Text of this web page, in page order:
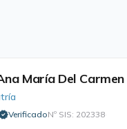
María Del
VerificadoNº SIS: 202338·